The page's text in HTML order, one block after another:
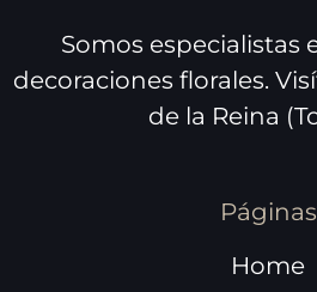
Somos especialistas
decoraciones florales.
de la Reina
Páginas
Home